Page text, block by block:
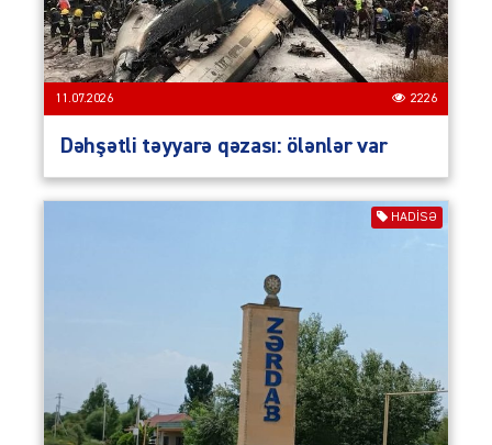
11.07.2026 2226
Dəhşətli təyyarə qəzası: ölənlər var
HADISƏ